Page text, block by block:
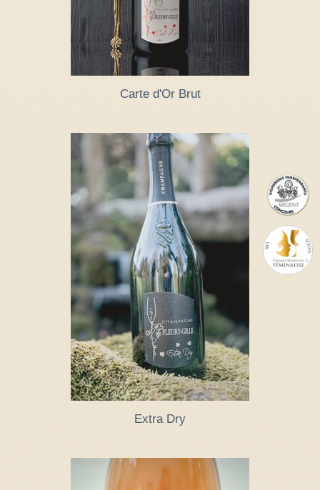
Carte d'Or Brut
Extra Dry